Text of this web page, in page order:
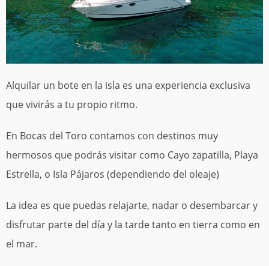
Alquilar un bote en la isla es una experiencia exclusiva
que vivirás a tu propio ritmo.
En Bocas del Toro contamos con destinos muy
hermosos que podrás visitar como Cayo zapatilla, Playa
Estrella, o Isla Pájaros (dependiendo del oleaje)
La idea es que puedas relajarte, nadar o desembarcar y
disfrutar parte del día y la tarde tanto en tierra como en
el mar.